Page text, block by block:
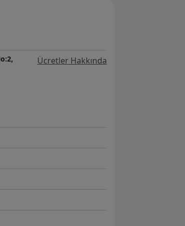
Hastanesi 2021 de
Ücretler Hakkında